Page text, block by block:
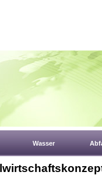
Wasser